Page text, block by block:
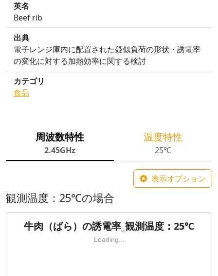
英名
Beef rib
出典
電子レンジ庫内に配置された疑似負荷の形状・誘電率
の変化に対する加熱効率に関する検討
カテゴリ
食品
周波数特性
2.45GHz
温度特性
25℃
表示オプション
観測温度：25℃の場合
牛肉（ばら）の誘電率_観測温度：25℃
Loading...